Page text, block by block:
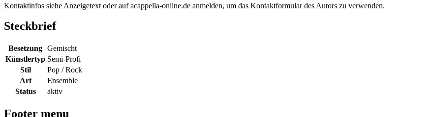
Kontaktinfos siehe Anzeigetext oder auf acappella-online.de anmelden, um das Kontaktformular des Autors zu verwenden.
Steckbrief
Besetzung Gemischt
Künstlertyp Semi-Profi
Stil
Pop / Rock
Art
Ensemble
Status
aktiv
Footer menu